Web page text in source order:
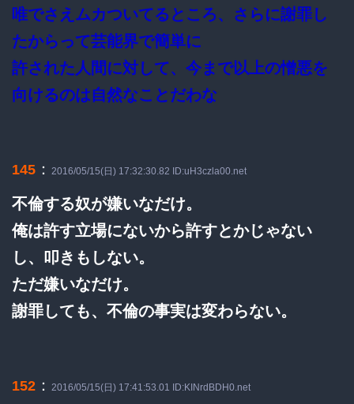
唯でさえムカついてるところ、さらに謝罪し
たからって芸能界で簡単に
許された人間に対して、今まで以上の憎悪を
向けるのは自然なことだわな
145 ： 2016/05/15(日) 17:32:30.82 ID:uH3czla00.net
不倫する奴が嫌いなだけ。
俺は許す立場にないから許すとかじゃない
し、叩きもしない。
ただ嫌いなだけ。
謝罪しても、不倫の事実は変わらない。
152 ： 2016/05/15(日) 17:41:53.01 ID:KINrdBDH0.net